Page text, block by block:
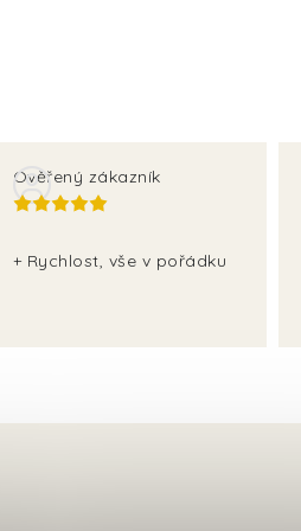
Ověřený zákazník
+ Rychlost, vše v pořádku